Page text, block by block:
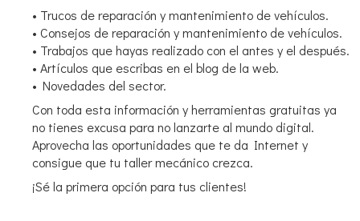
• Trucos de reparación y mantenimiento de vehículos.
• Consejos de reparación y mantenimiento de vehículos.
• Trabajos que hayas realizado con el antes y el después.
• Artículos que escribas en el blog de la web.
• Novedades del sector.
Con toda esta información y herramientas gratuitas ya
no tienes excusa para no lanzarte al mundo digital.
Aprovecha las oportunidades que te da Internet y
consigue que tu taller mecánico crezca.
¡Sé la primera opción para tus clientes!